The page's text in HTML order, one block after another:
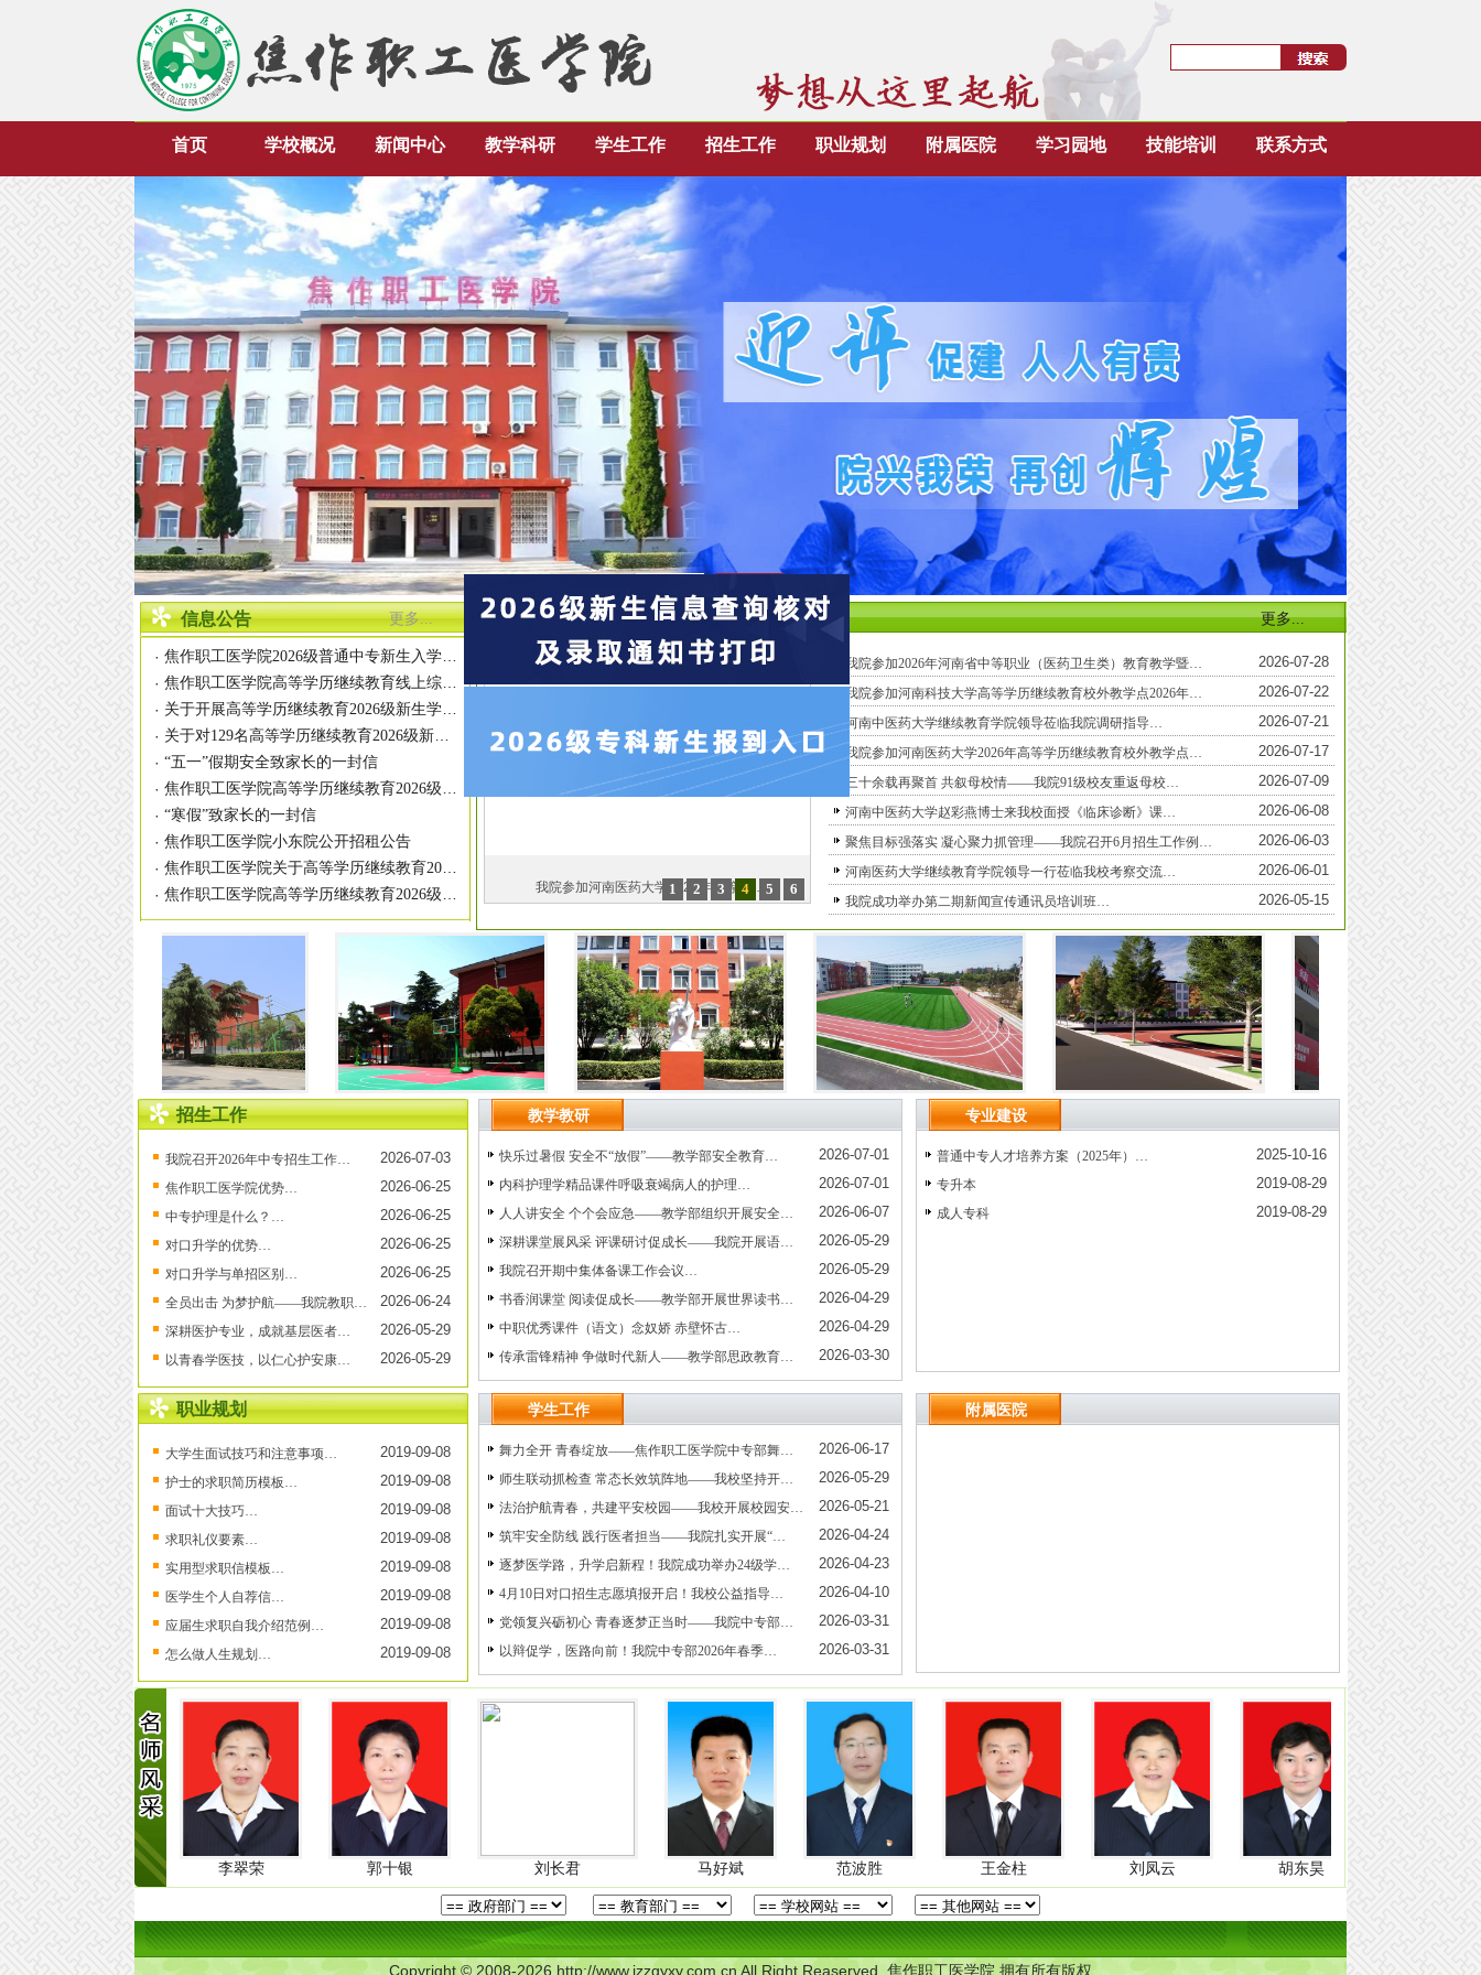
首页 学校概况 新闻中心 教学科研 学生工作 招生工作 职业规划 附属医院 学习园地 技能培训 联系方式
信息公告 更多...
·
·
·
·
· “五一”假期安全致家长的一封信
·
· “寒假”致家长的一封信
· 焦作职工医学院小东院公开招租公告
·
·
学院要闻 更多...
三十余载再聚首 共叙母校情——我院9…
1 2 3 4 5 6
2026-07-28
我院参加2026年河南省中等职业（医药卫生类）教育教学暨…
2026-07-22
我院参加河南科技大学高等学历继续教育校外教学点2026年…
2026-07-21
河南中医药大学继续教育学院领导莅临我院调研指导…
2026-07-17
我院参加河南医药大学2026年高等学历继续教育校外教学点…
2026-07-09
三十余载再聚首 共叙母校情——我院91级校友重返母校…
2026-06-08
河南中医药大学赵彩燕博士来我校面授《临床诊断》课…
2026-06-03
聚焦目标强落实 凝心聚力抓管理——我院召开6月招生工作例…
2026-06-01
河南医药大学继续教育学院领导一行莅临我校考察交流…
2026-05-15
我院成功举办第二期新闻宣传通讯员培训班…
招生工作
2026-07-03
我院召开2026年中专招生工作…
2026-06-25
焦作职工医学院优势…
2026-06-25
中专护理是什么？…
2026-06-25
对口升学的优势…
2026-06-25
对口升学与单招区别…
2026-06-24
全员出击 为梦护航——我院教职…
2026-05-29
深耕医护专业，成就基层医者…
2026-05-29
以青春学医技，以仁心护安康…
教学教研
2026-07-01
快乐过暑假 安全不“放假”——教学部安全教育…
2026-07-01
内科护理学精品课件呼吸衰竭病人的护理…
2026-06-07
人人讲安全 个个会应急——教学部组织开展安全…
2026-05-29
深耕课堂展风采 评课研讨促成长——我院开展语…
2026-05-29
我院召开期中集体备课工作会议…
2026-04-29
书香润课堂 阅读促成长——教学部开展世界读书…
2026-04-29
中职优秀课件（语文）念奴娇 赤壁怀古…
2026-03-30
传承雷锋精神 争做时代新人——教学部思政教育…
专业建设
2025-10-16
普通中专人才培养方案（2025年）…
2019-08-29
专升本
2019-08-29
成人专科
职业规划
2019-09-08
大学生面试技巧和注意事项…
2019-09-08
护士的求职简历模板…
2019-09-08
面试十大技巧…
2019-09-08
求职礼仪要素…
2019-09-08
实用型求职信模板…
2019-09-08
医学生个人自荐信…
2019-09-08
应届生求职自我介绍范例…
2019-09-08
怎么做人生规划…
学生工作
2026-06-17
舞力全开 青春绽放——焦作职工医学院中专部舞…
2026-05-29
师生联动抓检查 常态长效筑阵地——我校坚持开…
2026-05-21
法治护航青春，共建平安校园——我校开展校园安…
2026-04-24
筑牢安全防线 践行医者担当——我院扎实开展“…
2026-04-23
逐梦医学路，升学启新程！我院成功举办24级学…
2026-04-10
4月10日对口招生志愿填报开启！我校公益指导…
2026-03-31
党领复兴砺初心 青春逐梦正当时——我院中专部…
2026-03-31
以辩促学，医路向前！我院中专部2026年春季…
附属医院
李翠荣 范波胜
Copyright © 2008-2026 http://www.jzzgyxy.com.cn All Right Reaserved. 焦作职工医学院 拥有所有版权